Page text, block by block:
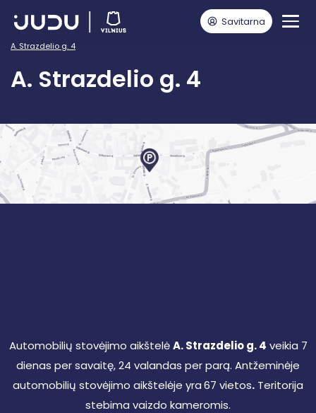
Savitarna
Vairuotojams
JUDU Stovėjimo aikštelės Vilniuje
A. Strazdelio g. 4
A. Strazdelio g. 4
Automobilių stovėjimo aikštelėA. Strazdelio g. 4 veikia 7
dienas per savaitę, 24 valandas per parą. Antžeminėje
automobilių stovėjimo aikštelėje yra67 vietos. Teritorija
stebima vaizdo kameromis.